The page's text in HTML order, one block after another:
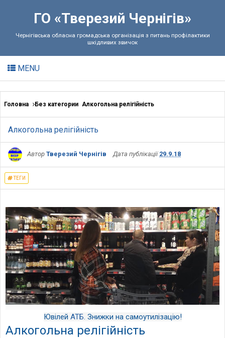
ГО «Тверезий Чернігів»
Чернігівська обласна громадська організація з питань профілактики
шкідливих звичок
MENU
Головна Без категории Алкогольна релігійність
Алкогольна релігійність
Автор Тверезий Чернігів Дата публікації29.9.18
ТЕГИ
Ювілей АТБ. Знижки на самоутилізацію!
Алкогольна релігійність